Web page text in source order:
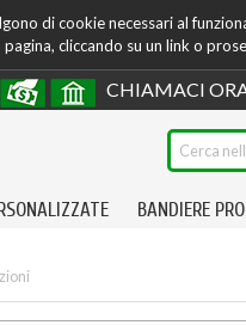
di cookie necessari al
cliccando su un link o
CHIAMACI
BANDIERE